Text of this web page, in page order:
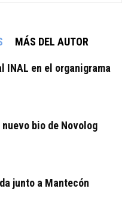
MÁS DEL AUTOR
INAL en el organigrama
nuevo bio de Novolog
junto a Mantecón